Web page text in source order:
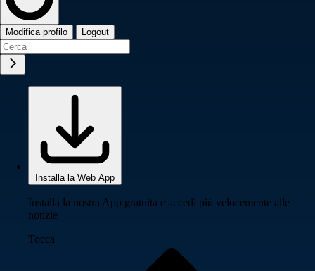
Modifica profilo Logout
Installa la Web App
Installa la nostra App gratuita e accedi più velocemente alle
notizie
Tocca